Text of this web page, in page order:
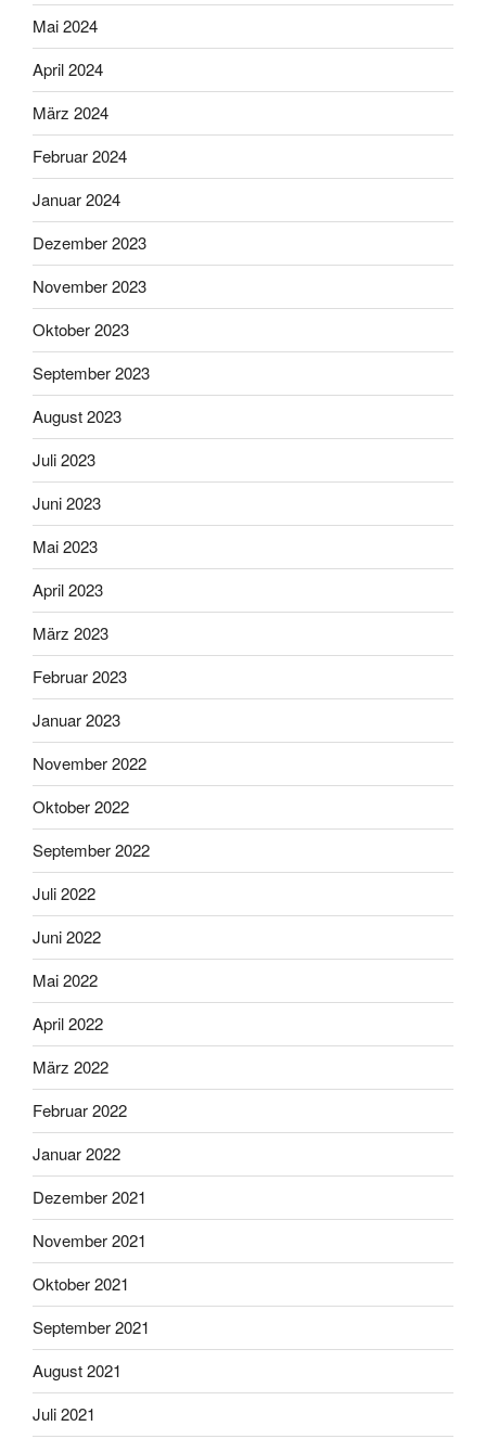
Mai 2024
April 2024
März 2024
Februar 2024
Januar 2024
Dezember 2023
November 2023
Oktober 2023
September 2023
August 2023
Juli 2023
Juni 2023
Mai 2023
April 2023
März 2023
Februar 2023
Januar 2023
November 2022
Oktober 2022
September 2022
Juli 2022
Juni 2022
Mai 2022
April 2022
März 2022
Februar 2022
Januar 2022
Dezember 2021
November 2021
Oktober 2021
September 2021
August 2021
Juli 2021